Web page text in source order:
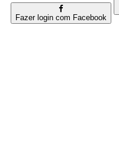
Fazer login com Facebook